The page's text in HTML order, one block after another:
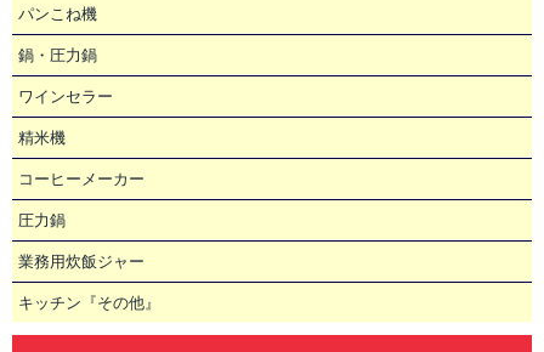
パンこね機
鍋・圧力鍋
ワインセラー
精米機
コーヒーメーカー
圧力鍋
業務用炊飯ジャー
キッチン『その他』